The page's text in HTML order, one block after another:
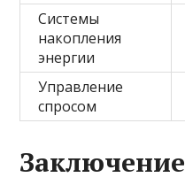
Системы
накопления
энергии
Управление
спросом
Заключение